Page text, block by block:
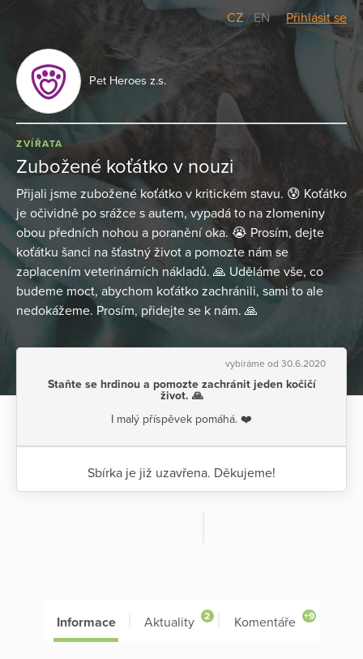
CZ/EN Přihlásit se
Pet Heroes z.s.
ZVÍŘATA
Zubožené koťátko v nouzi
Přijali jsme zubožené koťátko v kritickém stavu. 😰 Koťátko
je očividně po srážce s autem, vypadá to na zlomeniny
obou předních nohou a poranění oka. 😭 Prosím, dejte
koťátku šanci na šťastný život a pomozte nám se
zaplacením veterinárních nákladů. 🙏 Uděláme vše, co
budeme moct, abychom koťátko zachránili, sami to ale
nedokážeme. Prosím, přidejte se k nám. 🙏
vybíráme od 30.6.2020
Staňte se hrdinou a pomozte zachránit jeden kočičí
život. 🙏
I malý příspěvek pomáhá. ❤️
Sbírka je již uzavřena. Děkujeme!
Informace Aktuality 2 Komentáře +9